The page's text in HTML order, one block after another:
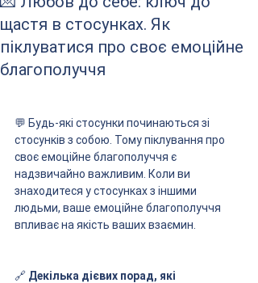
щастя в стосунках. Як
піклуватися про своє емоційне
благополуччя
💬 Будь-які стосунки починаються зі
стосунків з собою. Тому піклування про
своє емоційне благополуччя є
надзвичайно важливим. Коли ви
знаходитеся у стосунках з іншими
людьми, ваше емоційне благополуччя
впливає на якість ваших взаємин.
🔗 Декілька дієвих порад, які